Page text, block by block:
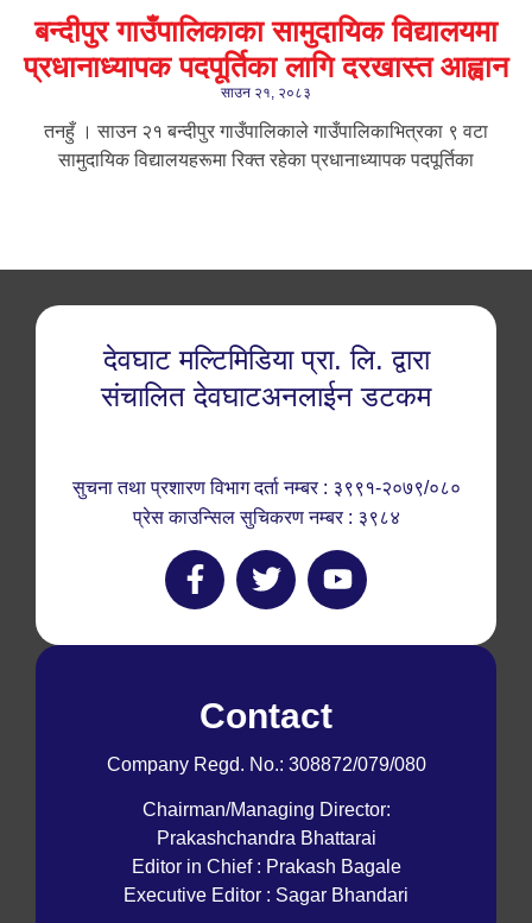
बन्दीपुर गाउँपालिकाका सामुदायिक विद्यालयमा
प्रधानाध्यापक पदपूर्तिका लागि दरखास्त आह्वान
साउन २१, २०८३
तनहुँ । साउन २१ बन्दीपुर गाउँपालिकाले गाउँपालिकाभित्रका ९ वटा
सामुदायिक विद्यालयहरूमा रिक्त रहेका प्रधानाध्यापक पदपूर्तिका
देवघाट मल्टिमिडिया प्रा. लि. द्वारा
संचालित देवघाटअनलाईन डटकम
सुचना तथा प्रशारण विभाग दर्ता नम्बर : ३९९१-२०७९/०८०
प्रेस काउन्सिल सुचिकरण नम्बर : ३९८४
Contact
Company Regd. No.: 308872/079/080
Chairman/Managing Director:
Prakashchandra Bhattarai
Editor in Chief : Prakash Bagale
Executive Editor : Sagar Bhandari